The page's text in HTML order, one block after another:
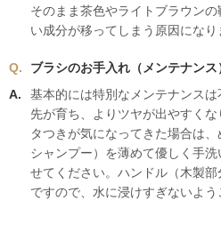
そのまま茶色やライトブラウン
い成分が移ってしまう原因になり
ブラシのお手入れ（メンテナン
基本的には特別なメンテナンス
先が育ち、よりツヤが出やすく
タつきが気になってきた場合は
シャンプー）を薄めて優しく手
せてください。ハンドル（木製
ですので、水に浸けすぎないよう